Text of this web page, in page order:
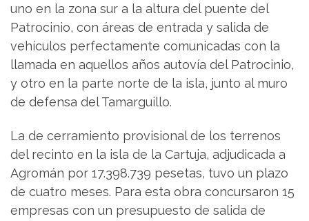
uno en la zona sur a la altura del puente del
Patrocinio, con áreas de entrada y salida de
vehículos perfectamente comunicadas con la
llamada en aquellos años autovía del Patrocinio,
y otro en la parte norte de la isla, junto al muro
de defensa del Tamarguillo.
La de cerramiento provisional de los terrenos
del recinto en la isla de la Cartuja, adjudicada a
Agromán por 17.398.739 pesetas, tuvo un plazo
de cuatro meses. Para esta obra concursaron 15
empresas con un presupuesto de salida de